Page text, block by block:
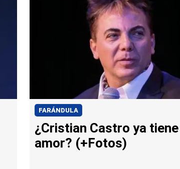
FARÁNDULA
¿Cristian Castro ya
amor? (+Fotos)